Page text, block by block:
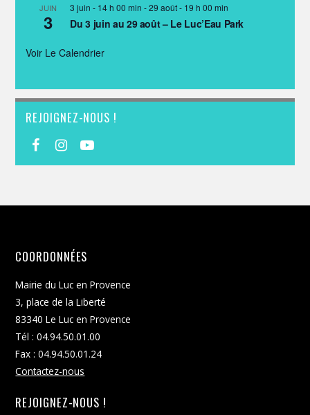
JUIN
3
3 juin - 14 h 00 min -29 août - 19 h 00 min
Du 3 juin au 29 août – Le Luc’Eau Park
Voir Le Calendrier
REJOIGNEZ-NOUS !
COORDONNÉES
Mairie du Luc en Provence
3, place de la Liberté
83340 Le Luc en Provence
Tél : 04.94.50.01.00
Fax : 04.94.50.01.24
Contactez-nous
REJOIGNEZ-NOUS !